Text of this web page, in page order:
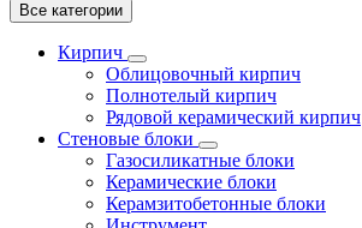
Все категории
Кирпич
Облицовочный кирпич
Полнотелый кирпич
Рядовой керамический кирпич
Стеновые блоки
Газосиликатные блоки
Керамические блоки
Керамзитобетонные блоки